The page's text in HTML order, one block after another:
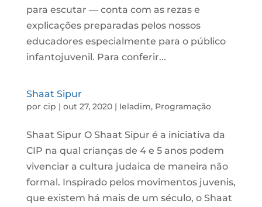
para escutar — conta com as rezas e
explicações preparadas pelos nossos
educadores especialmente para o público
infantojuvenil. Para conferir...
Shaat Sipur
por cip | out 27, 2020| Ieladim, Programação
Shaat Sipur O Shaat Sipur é a iniciativa da
CIP na qual crianças de 4 e 5 anos podem
vivenciar a cultura judaica de maneira não
formal. Inspirado pelos movimentos juvenis,
que existem há mais de um século, o Shaat